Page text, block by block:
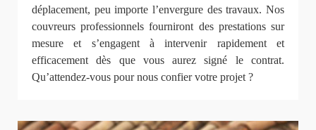
déplacement, peu importe l’envergure des travaux. Nos
couvreurs professionnels fourniront des prestations sur
mesure et s’engagent à intervenir rapidement et
efficacement dès que vous aurez signé le contrat.
Qu’attendez-vous pour nous confier votre projet ?